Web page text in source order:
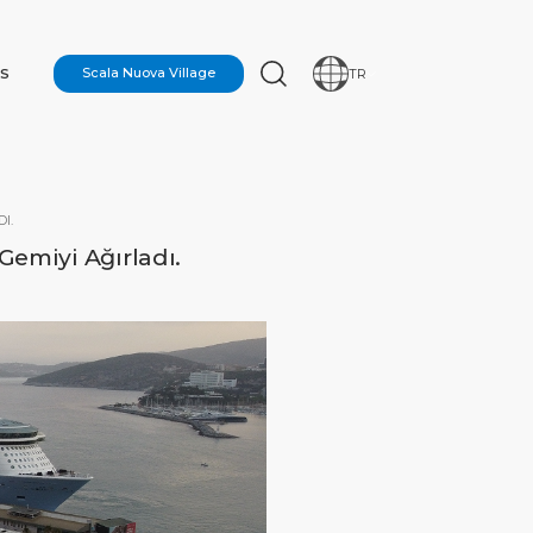
Scala Nuova Village TR
Ağırladı.